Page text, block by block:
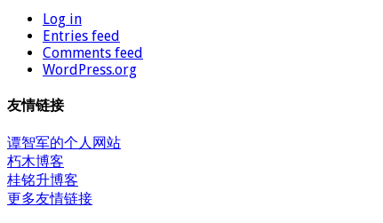
Log in
Entries feed
Comments feed
WordPress.org
友情链接
谭智军的个人网站
朽木博客
桂铭升博客
更多友情链接